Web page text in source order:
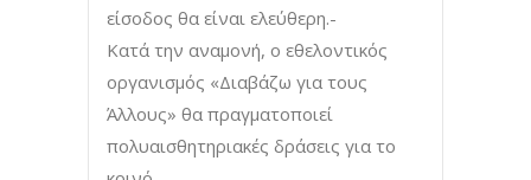
είσοδος θα είναι ελεύθερη.-
Κατά την αναμονή, ο εθελοντικός
οργανισμός «Διαβάζω για τους
Άλλους» θα πραγματοποιεί
πολυαισθητηριακές δράσεις για το